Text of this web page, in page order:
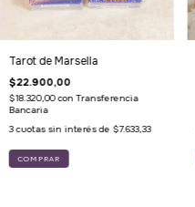
Tarot de Marsella
$22.900,00
$18.320,00con Transferencia
Bancaria
3 cuotas sin interés de $7.633,33